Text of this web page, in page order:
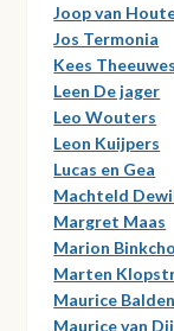
Joop van
Jos Termonia
Kees Theeuwes
Leen De jager
Leo Wouters
Leon Kuijpers
Lucas en Gea
Machteld
Margret Maas
Marion
Marten
Maurice Balden
Maurice van